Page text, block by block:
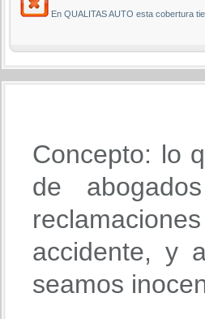
En QUALITAS AUTO esta cobertura
Concepto: lo
de
accidente, y
seamos